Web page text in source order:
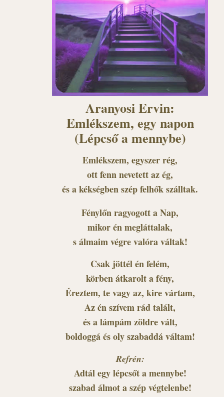
Aranyosi Ervin:
Emlékszem, egy napon
(Lépcső a mennybe)
Emlékszem, egyszer rég,
ott fenn nevetett az ég,
és a kékségben szép felhők szálltak.
Fénylőn ragyogott a Nap,
mikor én megláttalak,
s álmaim végre valóra váltak!
Csak jöttél én felém,
körben átkarolt a fény,
Éreztem, te vagy az, kire vártam,
Az én szívem rád talált,
és a lámpám zöldre vált,
boldoggá és oly szabaddá váltam!
Refrén:
Adtál egy lépcsőt a mennybe!
szabad álmot a szép végtelenbe!